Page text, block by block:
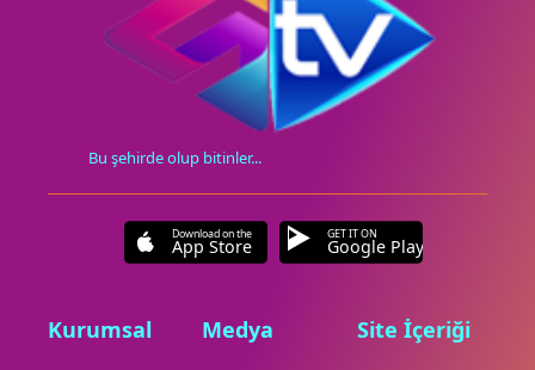
Bu şehirde olup bitinler...
Download on the
App Store
GET IT ON
Google Play
Kurumsal Medya Site İçeriği